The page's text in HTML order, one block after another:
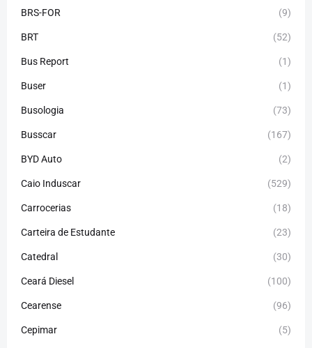
BRS-FOR (9)
BRT (52)
Bus Report (1)
Buser (1)
Busologia (73)
Busscar (167)
BYD Auto (2)
Caio Induscar (529)
Carrocerias (18)
Carteira de Estudante (23)
Catedral (30)
Ceará Diesel (100)
Cearense (96)
Cepimar (5)